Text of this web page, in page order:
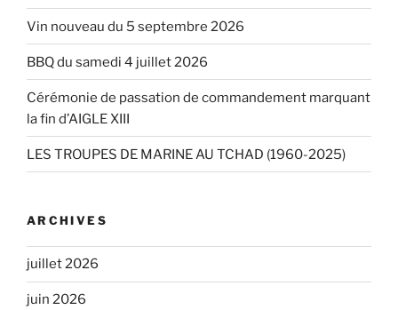
Vin nouveau du 5 septembre 2026
BBQ du samedi 4 juillet 2026
Cérémonie de passation de commandement marquant
la fin d’AIGLE XIII
LES TROUPES DE MARINE AU TCHAD (1960-2025)
ARCHIVES
juillet 2026
juin 2026